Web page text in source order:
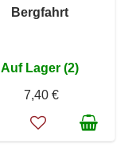
Bergfahrt
Auf Lager (2)
7,40 €